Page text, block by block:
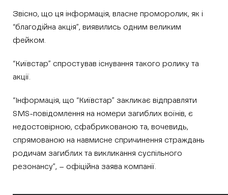
Звісно, що ця інформація, власне проморолик, як і
“благодійна акція”, виявились одним великим
фейком.
“Київстар” спростував існування такого ролику та
акції.
“Інформація, що “Київстар” закликає відправляти
SMS-повідомлення на номери загиблих воїнів, є
недостовірною, сфабрикованою та, вочевидь,
спрямованою на навмисне спричинення страждань
родичам загиблих та викликання суспільного
резонансу”, – офіційна заява компанії.